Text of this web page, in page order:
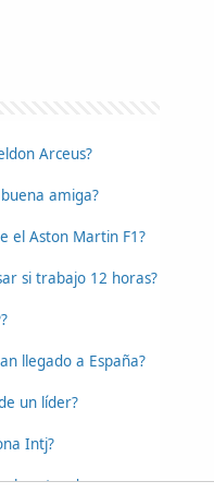
Arceus?
amiga?
el Aston Martin F1?
si trabajo 12 horas?
llegado a España?
un líder?
Intj?
el centro de un